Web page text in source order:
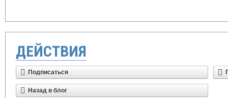
ДЕЙСТВИЯ
Подписаться
Назад в блог